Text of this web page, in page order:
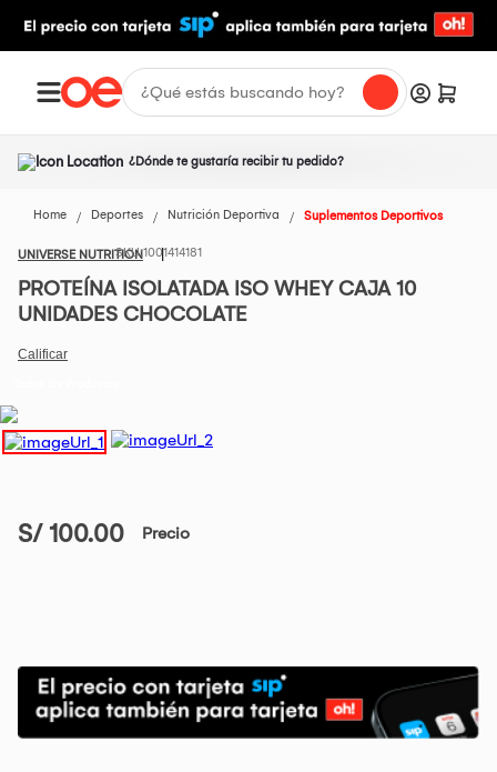
¿Dónde te gustaría recibir tu pedido?
Home Deportes Nutrición Deportiva Suplementos Deportivos
UNIVERSE NUTRITION1001414181
PROTEÍNA ISOLATADA ISO WHEY CAJA 10
UNIDADES CHOCOLATE
S/ 100.00 Precio